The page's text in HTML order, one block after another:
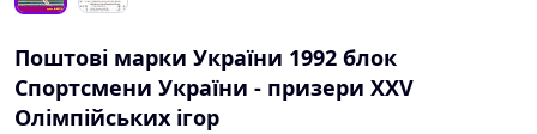
Поштові марки України 1992 блок
Спортсмени України - призери XXV
Олімпійських ігор